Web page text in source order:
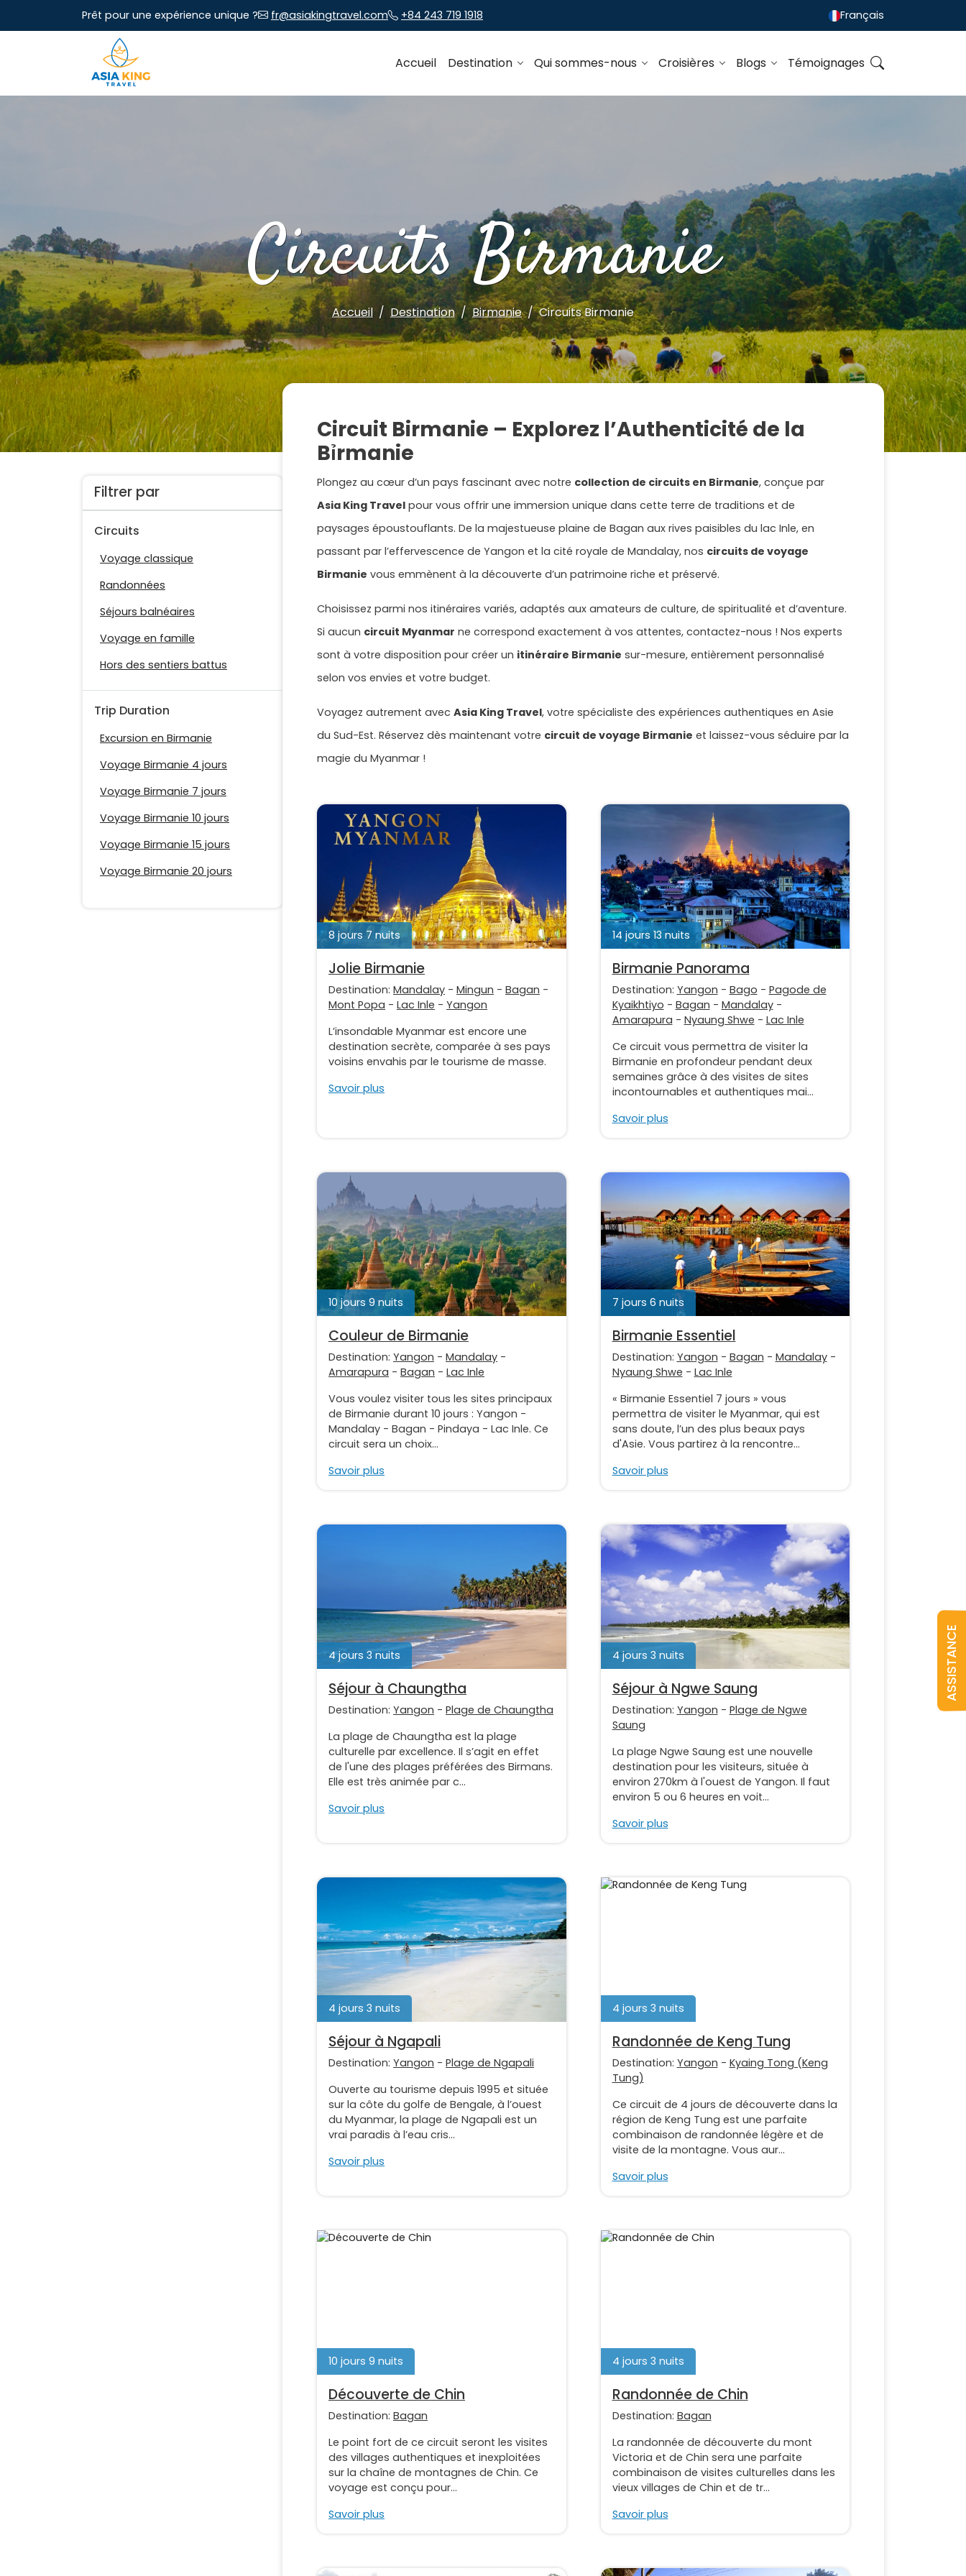
Prêt pour une expérience unique ? fr@asiakingtravel.com +84 243 719 1918 Français
Accueil Destination Qui sommes-nous Croisières Blogs Témoignages
Circuits Birmanie
Accueil Destination Birmanie Circuits Birmanie
Filtrer par
Circuits
Voyage classique
Randonnées
Séjours balnéaires
Voyage en famille
Hors des sentiers battus
Trip Duration
Excursion en Birmanie
Voyage Birmanie 4 jours
Voyage Birmanie 7 jours
Voyage Birmanie 10 jours
Voyage Birmanie 15 jours
Voyage Birmanie 20 jours
Circuit Birmanie – Explorez l’Authenticité de la
Bỉrmanie
Plongez au cœur d’un pays fascinant avec notre collection de circuits en Birmanie, conçue par
Asia King Travel pour vous offrir une immersion unique dans cette terre de traditions et de
paysages époustouflants. De la majestueuse plaine de Bagan aux rives paisibles du lac Inle, en
passant par l’effervescence de Yangon et la cité royale de Mandalay, nos circuits de voyage
Birmanie vous emmènent à la découverte d’un patrimoine riche et préservé.
Choisissez parmi nos itinéraires variés, adaptés aux amateurs de culture, de spiritualité et d’aventure.
Si aucun circuit Myanmar ne correspond exactement à vos attentes, contactez-nous ! Nos experts
sont à votre disposition pour créer un itinéraire Birmanie sur-mesure, entièrement personnalisé
selon vos envies et votre budget.
Voyagez autrement avec Asia King Travel, votre spécialiste des expériences authentiques en Asie
du Sud-Est. Réservez dès maintenant votre circuit de voyage Birmanie et laissez-vous séduire par la
magie du Myanmar !
8 jours 7 nuits
Jolie Birmanie
Destination: Mandalay - Mingun - Bagan -
Mont Popa - Lac Inle - Yangon
L’insondable Myanmar est encore une
destination secrète, comparée à ses pays
voisins envahis par le tourisme de masse.
Savoir plus
14 jours 13 nuits
Birmanie Panorama
Destination: Yangon - Bago - Pagode de
Kyaikhtiyo - Bagan - Mandalay-
Amarapura - Nyaung Shwe - Lac Inle
Ce circuit vous permettra de visiter la
Birmanie en profondeur pendant deux
semaines grâce à des visites de sites
incontournables et authentiques mai...
Savoir plus
10 jours 9 nuits
Couleur de Birmanie
Destination: Yangon - Mandalay -
Amarapura - Bagan - Lac Inle
Vous voulez visiter tous les sites principaux
de Birmanie durant 10 jours : Yangon -
Mandalay - Bagan - Pindaya - Lac Inle. Ce
circuit sera un choix...
Savoir plus
7 jours 6 nuits
Birmanie Essentiel
Destination: Yangon - Bagan - Mandalay-
Nyaung Shwe - Lac Inle
« Birmanie Essentiel 7 jours » vous
permettra de visiter le Myanmar, qui est
sans doute, l’un des plus beaux pays
d'Asie. Vous partirez à la rencontre...
Savoir plus
4 jours 3 nuits
Séjour à Chaungtha
Destination: Yangon - Plage de Chaungtha
La plage de Chaungtha est la plage
culturelle par excellence. Il s’agit en effet
de l'une des plages préférées des Birmans.
Elle est très animée par c...
Savoir plus
4 jours 3 nuits
Séjour à Ngwe Saung
Destination: Yangon - Plage de Ngwe
Saung
La plage Ngwe Saung est une nouvelle
destination pour les visiteurs, située à
environ 270km à l'ouest de Yangon. Il faut
environ 5 ou 6 heures en voit...
Savoir plus
4 jours 3 nuits
Séjour à Ngapali
Destination: Yangon - Plage de Ngapali
Ouverte au tourisme depuis 1995 et située
sur la côte du golfe de Bengale, à l’ouest
du Myanmar, la plage de Ngapali est un
vrai paradis à l’eau cris...
Savoir plus
4 jours 3 nuits
Randonnée de Keng Tung
Destination: Yangon - Kyaing Tong (Keng
Tung)
Ce circuit de 4 jours de découverte dans la
région de Keng Tung est une parfaite
combinaison de randonnée légère et de
visite de la montagne. Vous aur...
Savoir plus
10 jours 9 nuits
Découverte de Chin
Destination: Bagan
Le point fort de ce circuit seront les visites
des villages authentiques et inexploitées
sur la chaîne de montagnes de Chin. Ce
voyage est conçu pour...
Savoir plus
4 jours 3 nuits
Randonnée de Chin
Destination: Bagan
La randonnée de découverte du mont
Victoria et de Chin sera une parfaite
combinaison de visites culturelles dans les
vieux villages de Chin et de tr...
Savoir plus
ASSISTANCE